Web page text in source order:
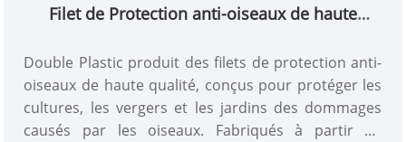
Filet de Protection anti-oiseaux de haute
oiseaux
Double Plastic produit des filets de protection anti-
oiseaux de haute qualité, conçus pour protéger les
cultures, les vergers et les jardins des dommages
causés par les oiseaux. Fabriqués à partir de